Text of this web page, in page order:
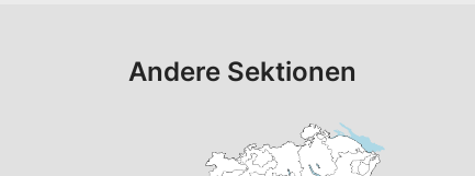
Andere Sektionen